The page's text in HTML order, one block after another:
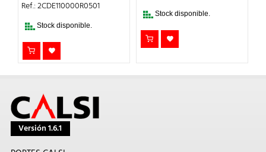
ERA: ES:
Ref.: 2CDE110000R0501
Stock disponible.
Stock disponible.
Versión 1.6.1